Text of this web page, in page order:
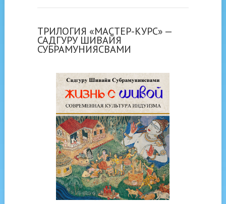
ТРИЛОГИЯ «МАСТЕР-КУРС» —
САДГУРУ ШИВАЙЯ
СУБРАМУНИЯСВАМИ